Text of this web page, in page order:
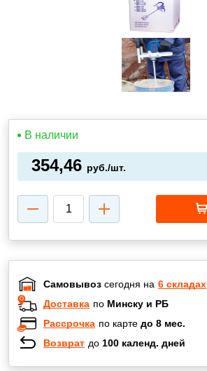
В наличии
354,46 руб./шт.
Самовывоз сегодня на 6 складах
Доставка по Минску и РБ
Рассрочка по карте до 8 мес.
Возврат до 100 календ. дней